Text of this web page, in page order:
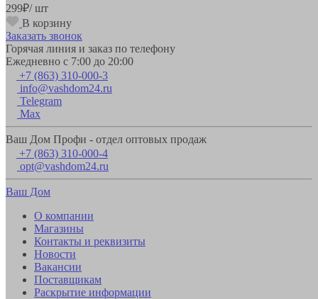
299₽/ шт
В корзину
Заказать звонок
Горячая линия и заказ по телефону
Ежедневно с 7:00 до 20:00
+7 (863) 310-000-3
info@vashdom24.ru
Telegram
Max
Ваш Дом Профи - отдел оптовых продаж
+7 (863) 310-000-4
opt@vashdom24.ru
Ваш Дом
О компании
Магазины
Контакты и реквизиты
Новости
Вакансии
Поставщикам
Раскрытие информации